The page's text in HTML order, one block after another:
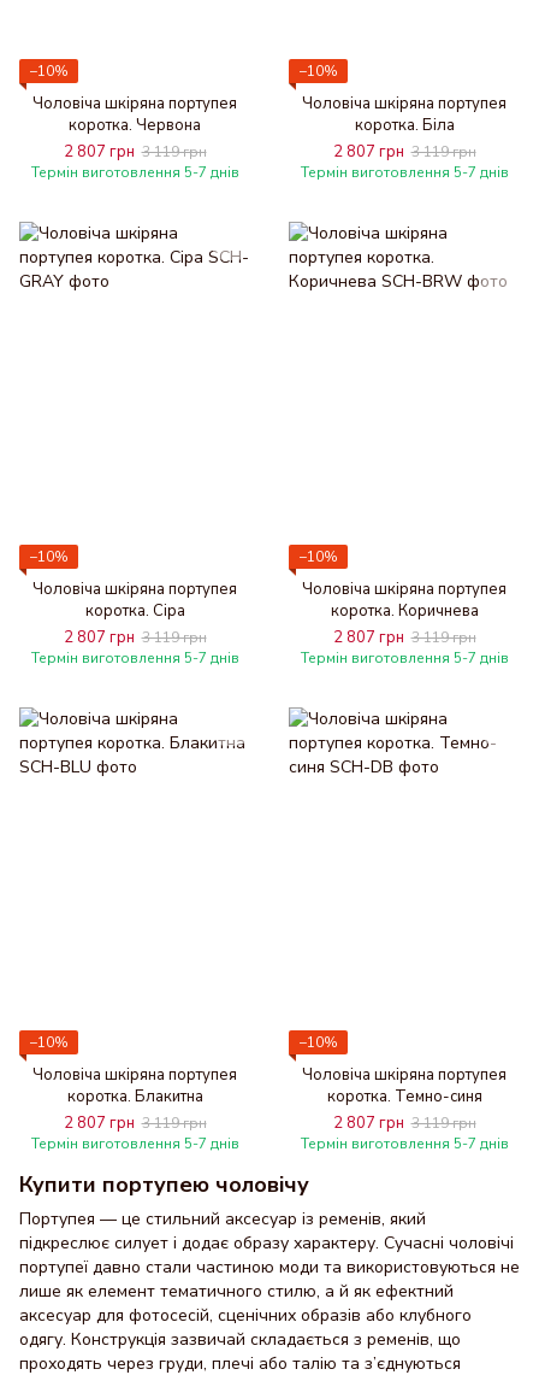
−10%
Чоловіча шкіряна портупея
коротка. Червона
2 807 грн 3 119 грн
Термін виготовлення 5-7 днів
−10%
Чоловіча шкіряна портупея
коротка. Біла
2 807 грн 3 119 грн
Термін виготовлення 5-7 днів
−10%
Чоловіча шкіряна портупея
коротка. Сіра
2 807 грн 3 119 грн
Термін виготовлення 5-7 днів
−10%
Чоловіча шкіряна портупея
коротка. Коричнева
2 807 грн 3 119 грн
Термін виготовлення 5-7 днів
−10%
Чоловіча шкіряна портупея
коротка. Блакитна
2 807 грн 3 119 грн
Термін виготовлення 5-7 днів
−10%
Чоловіча шкіряна портупея
коротка. Темно-синя
2 807 грн 3 119 грн
Термін виготовлення 5-7 днів
Купити портупею чоловічу
Портупея — це стильний аксесуар із ременів, який
підкреслює силует і додає образу характеру. Сучасні чоловічі
портупеї давно стали частиною моди та використовуються не
лише як елемент тематичного стилю, а й як ефектний
аксесуар для фотосесій, сценічних образів або клубного
одягу. Конструкція зазвичай складається з ременів, що
проходять через груди, плечі або талію та з’єднуються